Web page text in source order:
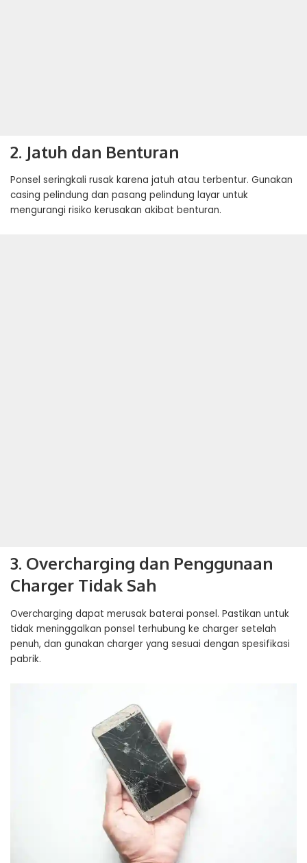
2. Jatuh dan Benturan
Ponsel seringkali rusak karena jatuh atau terbentur. Gunakan
casing pelindung dan pasang pelindung layar untuk
mengurangi risiko kerusakan akibat benturan.
3. Overcharging dan Penggunaan
Charger Tidak Sah
Overcharging dapat merusak baterai ponsel. Pastikan untuk
tidak meninggalkan ponsel terhubung ke charger setelah
penuh, dan gunakan charger yang sesuai dengan spesifikasi
pabrik.